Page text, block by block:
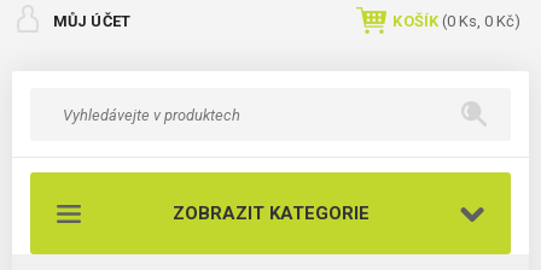
MŮJ ÚČET KOŠÍK (0 Ks, 0 Kč)
ZOBRAZIT KATEGORIE